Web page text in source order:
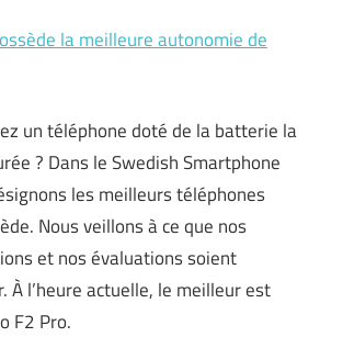
la meilleure autonomie de
un téléphone doté de la batterie la
? Dans le Swedish Smartphone
les meilleurs téléphones
Nous veillons à ce que nos
et nos évaluations soient
À l’heure actuelle, le meilleur est
F2 Pro.